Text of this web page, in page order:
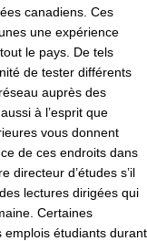
canadiens. Ces
une expérience
le pays. De tels
de tester différents
auprès des
à l’esprit que
vous donnent
de ces endroits dans
directeur d’études s’il
lectures dirigées qui
Certaines
emplois étudiants durant